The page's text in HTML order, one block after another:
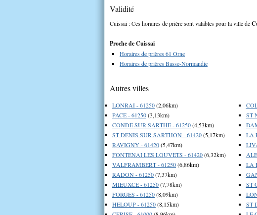
Validité
Cuissai : Ces horaires de prière sont valables pour la ville de
Proche de Cuissai
Horaires de prières 61 Orne
Horaires de prières Basse-Normandie
Autres villes
LONRAI - 61250(2,06km)
PACE - 61250(3,13km)
CONDE SUR SARTHE - 61250(4,53km)
ST DENIS SUR SARTHON - 61420(5,17km)
RAVIGNY - 61420(5,47km)
FONTENAI LES LOUVETS - 61420(6,32km)
VALFRAMBERT - 61250(6,86km)
RADON - 61250(7,37km)
MIEUXCE - 61250(7,78km)
FORGES - 61250(8,09km)
HELOUP - 61250(8,15km)
ST
LA
LA
ST
ST